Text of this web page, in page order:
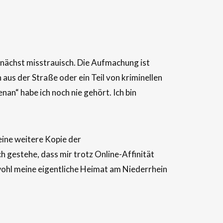
misstrauisch. Die Aufmachung ist
der Straße oder ein Teil von kriminellen
habe ich noch nie gehört. Ich bin
weitere Kopie der
gestehe, dass mir trotz Online-Affinität
meine eigentliche Heimat am Niederrhein